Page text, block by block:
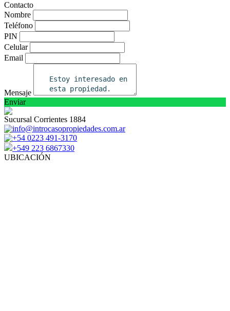
Contacto
Nombre
Teléfono
PIN
Celular
Email
Mensaje
Enviar
Sucursal Corrientes 1884
info@introcasopropiedades.com.ar
+54 0223 491-3170
+549 223 6867330
UBICACIÓN